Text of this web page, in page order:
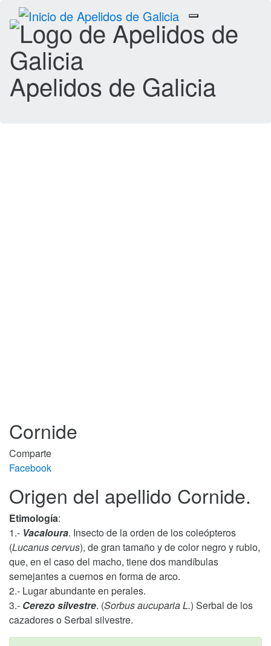
Toggle
navigation
Apelidos de Galicia
Cornide
Comparte
Facebook
Origen del apellido Cornide.
Etimología:
1.- Vacaloura. Insecto de la orden de los coleópteros
(Lucanus cervus), de gran tamaño y de color negro y rubio,
que, en el caso del macho, tiene dos mandíbulas
semejantes a cuernos en forma de arco.
2.- Lugar abundante en perales.
3.- Cerezo silvestre. (Sorbus aucuparia L.) Serbal de los
cazadores o Serbal silvestre.